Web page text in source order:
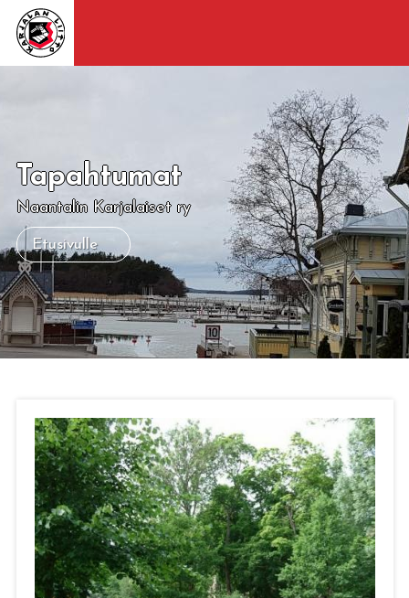
Tapahtumat
Naantalin Karjalaiset ry
Etusivulle